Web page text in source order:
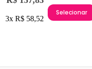
3x R$ 58,52
Selecionar